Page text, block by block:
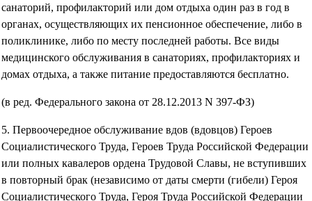
санаторий, профилакторий или дом отдыха один раз в год в
органах, осуществляющих их пенсионное обеспечение, либо в
поликлинике, либо по месту последней работы. Все виды
медицинского обслуживания в санаториях, профилакториях и
домах отдыха, а также питание предоставляются бесплатно.
(в ред. Федерального закона от 28.12.2013 N 397-ФЗ)
5. Первоочередное обслуживание вдов (вдовцов) Героев
Социалистического Труда, Героев Труда Российской Федерации
или полных кавалеров ордена Трудовой Славы, не вступивших
в повторный брак (независимо от даты смерти (гибели) Героя
Социалистического Труда, Героя Труда Российской Федерации